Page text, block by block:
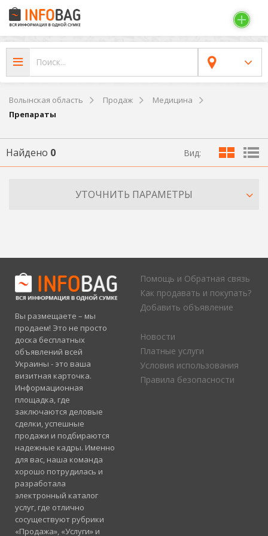
Волынская область Продаж
Медицина
Препараты
Найдено 0 Вид:
УТОЧНИТЬ ПАРАМЕТРЫ
Вы размещаете – мы
продаем! Это не просто
доска бесплатных
объявлений всей
Украины - это ваша
визитная карточка.
Информационная
площадка, где
заключаются деловые
сделки, успешные
продажи и подбираются
надежные кадры. Именно
для вас, наша команда
хорошо потрудилась и
разработала
электронный каталог
услуг, где отлично
сосуществуют рубрики
«Продажа», «Услуги» и
Помощь и Обратная связь
Как продавать и покупать?
Добавить объявление
Новости
Платные услуги
Условия использования
Правила безопасности